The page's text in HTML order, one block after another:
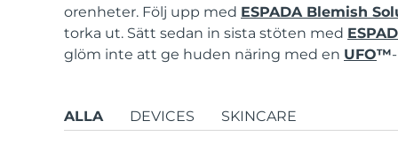
orenheter. Följ upp med ESPADA Blemish
torka ut. Sätt sedan in sista stöten med
glöm inte att ge huden näring med en UFO™
ALLA DEVICES SKINCARE
Specialerbjudanden Bästsäljare